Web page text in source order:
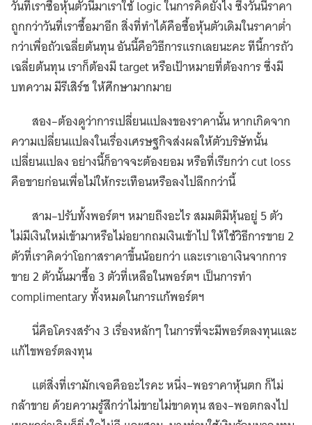
วันที่เราซื้อหุ้นตัวนี้มาเราใช้ logic ในการคิดยังไง ซึ่งวันนี้ราคา
ถูกกว่าวันที่เราซื้อมาอีก สิ่งที่ทำได้คือซื้อหุ้นตัวเดิมในราคาต่ำ
กว่าเพื่อถัวเฉลี่ยต้นทุน อันนี้คือวิธีการแรกเลยนะคะ ทีนี้การถัว
เฉลี่ยต้นทุน เราก็ต้องมี target หรือเป้าหมายที่ต้องการ ซึ่งมี
บทความ มีรีเสิร์ช ให้ศึกษามากมาย
สอง–ต้องดูว่าการเปลี่ยนแปลงของราคานั้น หากเกิดจาก
ความเปลี่ยนแปลงในเรื่องเศรษฐกิจส่งผลให้ตัวบริษัทนั้น
เปลี่ยนแปลง อย่างนี้ก็อาจจะต้องยอม หรือที่เรียกว่า cut loss
คือขายก่อนเพื่อไม่ให้กระเทือนหรือลงไปลึกกว่านี้
สาม–ปรับทั้งพอร์ตฯ หมายถึงอะไร สมมติมีหุ้นอยู่ 5 ตัว
ไม่มีเงินใหม่เข้ามาหรือไม่อยากถมเงินเข้าไป ให้ใช้วิธีการขาย 2
ตัวที่เราคิดว่าโอกาสราคาขึ้นน้อยกว่า และเราเอาเงินจากการ
ขาย 2 ตัวนั้นมาซื้อ 3 ตัวที่เหลือในพอร์ตฯ เป็นการทำ
complimentary ทั้งหมดในการแก้พอร์ตฯ
นี่คือโครงสร้าง 3 เรื่องหลักๆ ในการที่จะมีพอร์ตลงทุนและ
แก้ไขพอร์ตลงทุน
แต่สิ่งที่เรามักเจอคืออะไรคะ หนึ่ง–พอราคาหุ้นตก ก็ไม่
กล้าขาย ด้วยความรู้สึกว่าไม่ขายไม่ขาดทุน สอง–พอตกลงไป